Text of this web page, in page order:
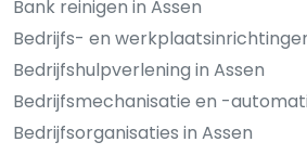
Bank reinigen in Assen
Bedrijfs- en
Bedrijfshulpverlening in Assen
Bedrijfsmechanisatie en -
Bedrijfsorganisaties in Assen